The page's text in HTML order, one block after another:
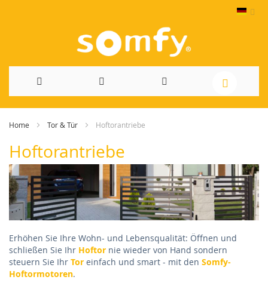
Direkt
zum
Inhalt
Home Tor & Tür Hoftorantriebe
Hoftorantriebe
Erhöhen Sie Ihre Wohn- und Lebensqualität: Öffnen und
schließen Sie Ihr Hoftor nie wieder von Hand sondern
steuern Sie Ihr Tor einfach und smart - mit den Somfy-
Hoftormotoren.